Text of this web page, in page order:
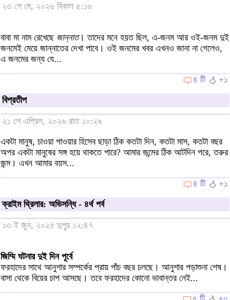
২৩ শে মে, ২০২৬ বিকাল ৫:১৬
বাবা মা নাম রেখেছে জান্নাত। তাদের মনে হয়ত ছিল, এ-জনম আর ওই-জনম দুই
জনমেই মেয়ে জান্নাতের দেখা পাবে। ওই জনমের খবর এখনও জানা না গেলেও,
এ জনমের জন্য যে...
৪ টি
+১
বিপ্রতীপ
২১ শে এপ্রিল, ২০২৬ রাত ১০:২৯
একটা মানুষ, চাওয়া পাওয়ার হিসেব ছাড়া ঠিক কতটা দিন, কতটা মাস, কতটা বছর
অপর একটা মানুষের সঙ্গ হয়ে থাকতে পারে? আমার জন্মের ঠিক আটদিন পরে, তরুর
জন্ম। এখন আমার বয়স...
৪ টি
+১
ক্রাইম থ্রিলার: অভিসন্ধি - ৪র্থ পর্ব
১৩ ই জুন, ২০২৫ দুপুর ১২:৪৭
জিম্মি ঘটনার দুই দিন পূর্বে
ফরহাদের সাথে আনুশার সম্পর্কের প্রায় পাঁচ বছর চলছে। আনুশার পড়াশুনা শেষ।
বাসা থেকে বিয়ের চাপ আসছে। তবে ফরহাদের কোনো ভাবান্তর নেই...